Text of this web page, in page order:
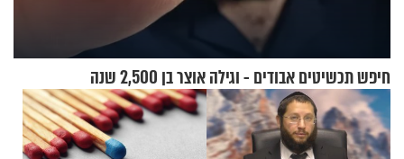
חיפש תכשיטים אבודים - וגילה אוצר בן 2,500 שנה